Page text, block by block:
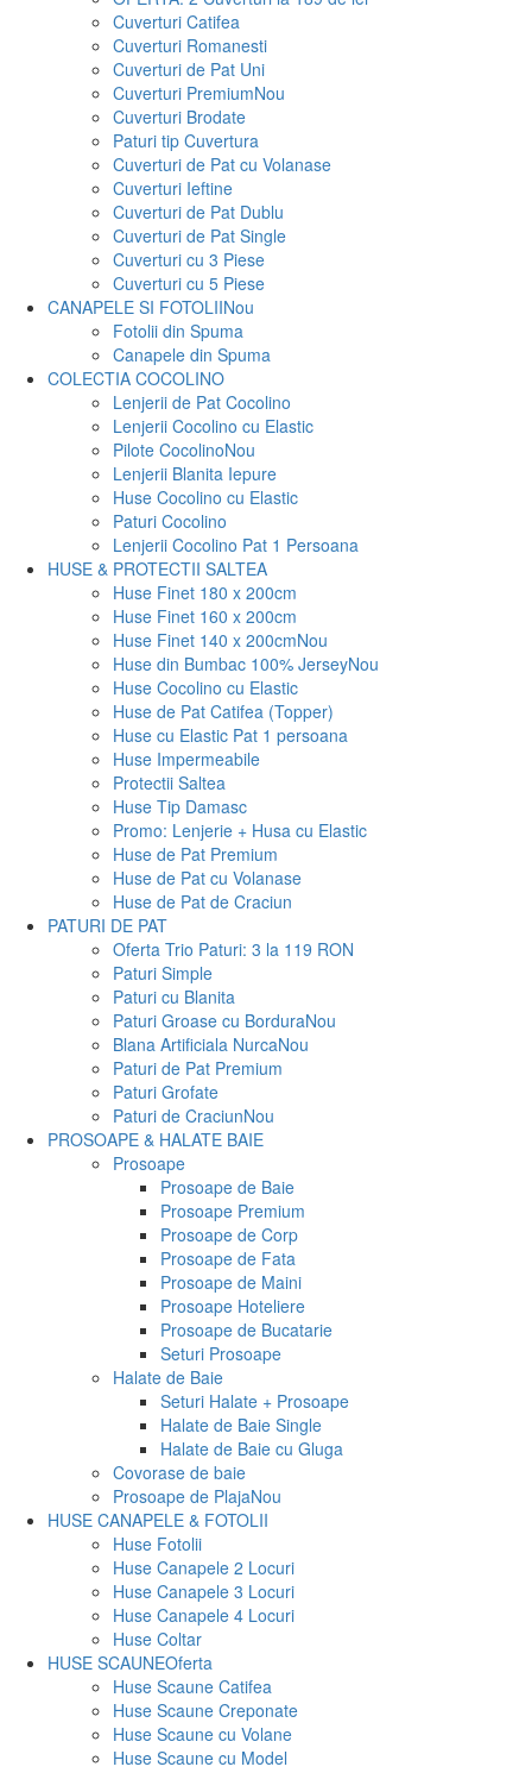
Cuverturi Catifea
Cuverturi Romanesti
Cuverturi de Pat Uni
Cuverturi PremiumNou
Cuverturi Brodate
Paturi tip Cuvertura
Cuverturi de Pat cu Volanase
Cuverturi Ieftine
Cuverturi de Pat Dublu
Cuverturi de Pat Single
Cuverturi cu 3 Piese
Cuverturi cu 5 Piese
CANAPELE SI FOTOLIINou
Fotolii din Spuma
Canapele din Spuma
COLECTIA COCOLINO
Lenjerii de Pat Cocolino
Lenjerii Cocolino cu Elastic
Pilote CocolinoNou
Lenjerii Blanita Iepure
Huse Cocolino cu Elastic
Paturi Cocolino
Lenjerii Cocolino Pat 1 Persoana
HUSE & PROTECTII SALTEA
Huse Finet 180 x 200cm
Huse Finet 160 x 200cm
Huse Finet 140 x 200cmNou
Huse din Bumbac 100% JerseyNou
Huse Cocolino cu Elastic
Huse de Pat Catifea (Topper)
Huse cu Elastic Pat 1 persoana
Huse Impermeabile
Protectii Saltea
Huse Tip Damasc
Promo: Lenjerie + Husa cu Elastic
Huse de Pat Premium
Huse de Pat cu Volanase
Huse de Pat de Craciun
PATURI DE PAT
Oferta Trio Paturi: 3 la 119 RON
Paturi Simple
Paturi cu Blanita
Paturi Groase cu BorduraNou
Blana Artificiala NurcaNou
Paturi de Pat Premium
Paturi Grofate
Paturi de CraciunNou
PROSOAPE & HALATE BAIE
Prosoape
Prosoape de Baie
Prosoape Premium
Prosoape de Corp
Prosoape de Fata
Prosoape de Maini
Prosoape Hoteliere
Prosoape de Bucatarie
Seturi Prosoape
Halate de Baie
Seturi Halate + Prosoape
Halate de Baie Single
Halate de Baie cu Gluga
Covorase de baie
Prosoape de PlajaNou
HUSE CANAPELE & FOTOLII
Huse Fotolii
Huse Canapele 2 Locuri
Huse Canapele 3 Locuri
Huse Canapele 4 Locuri
Huse Coltar
HUSE SCAUNEOferta
Huse Scaune Catifea
Huse Scaune Creponate
Huse Scaune cu Volane
Huse Scaune cu Model